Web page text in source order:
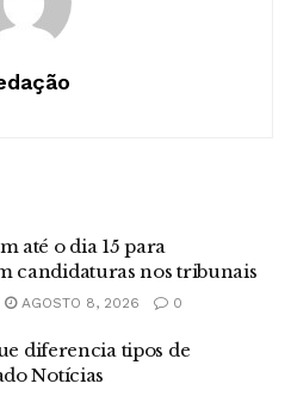
até o dia 15 para
candidaturas nos tribunais
AGOSTO 8, 2026 0
diferencia tipos de
Notícias